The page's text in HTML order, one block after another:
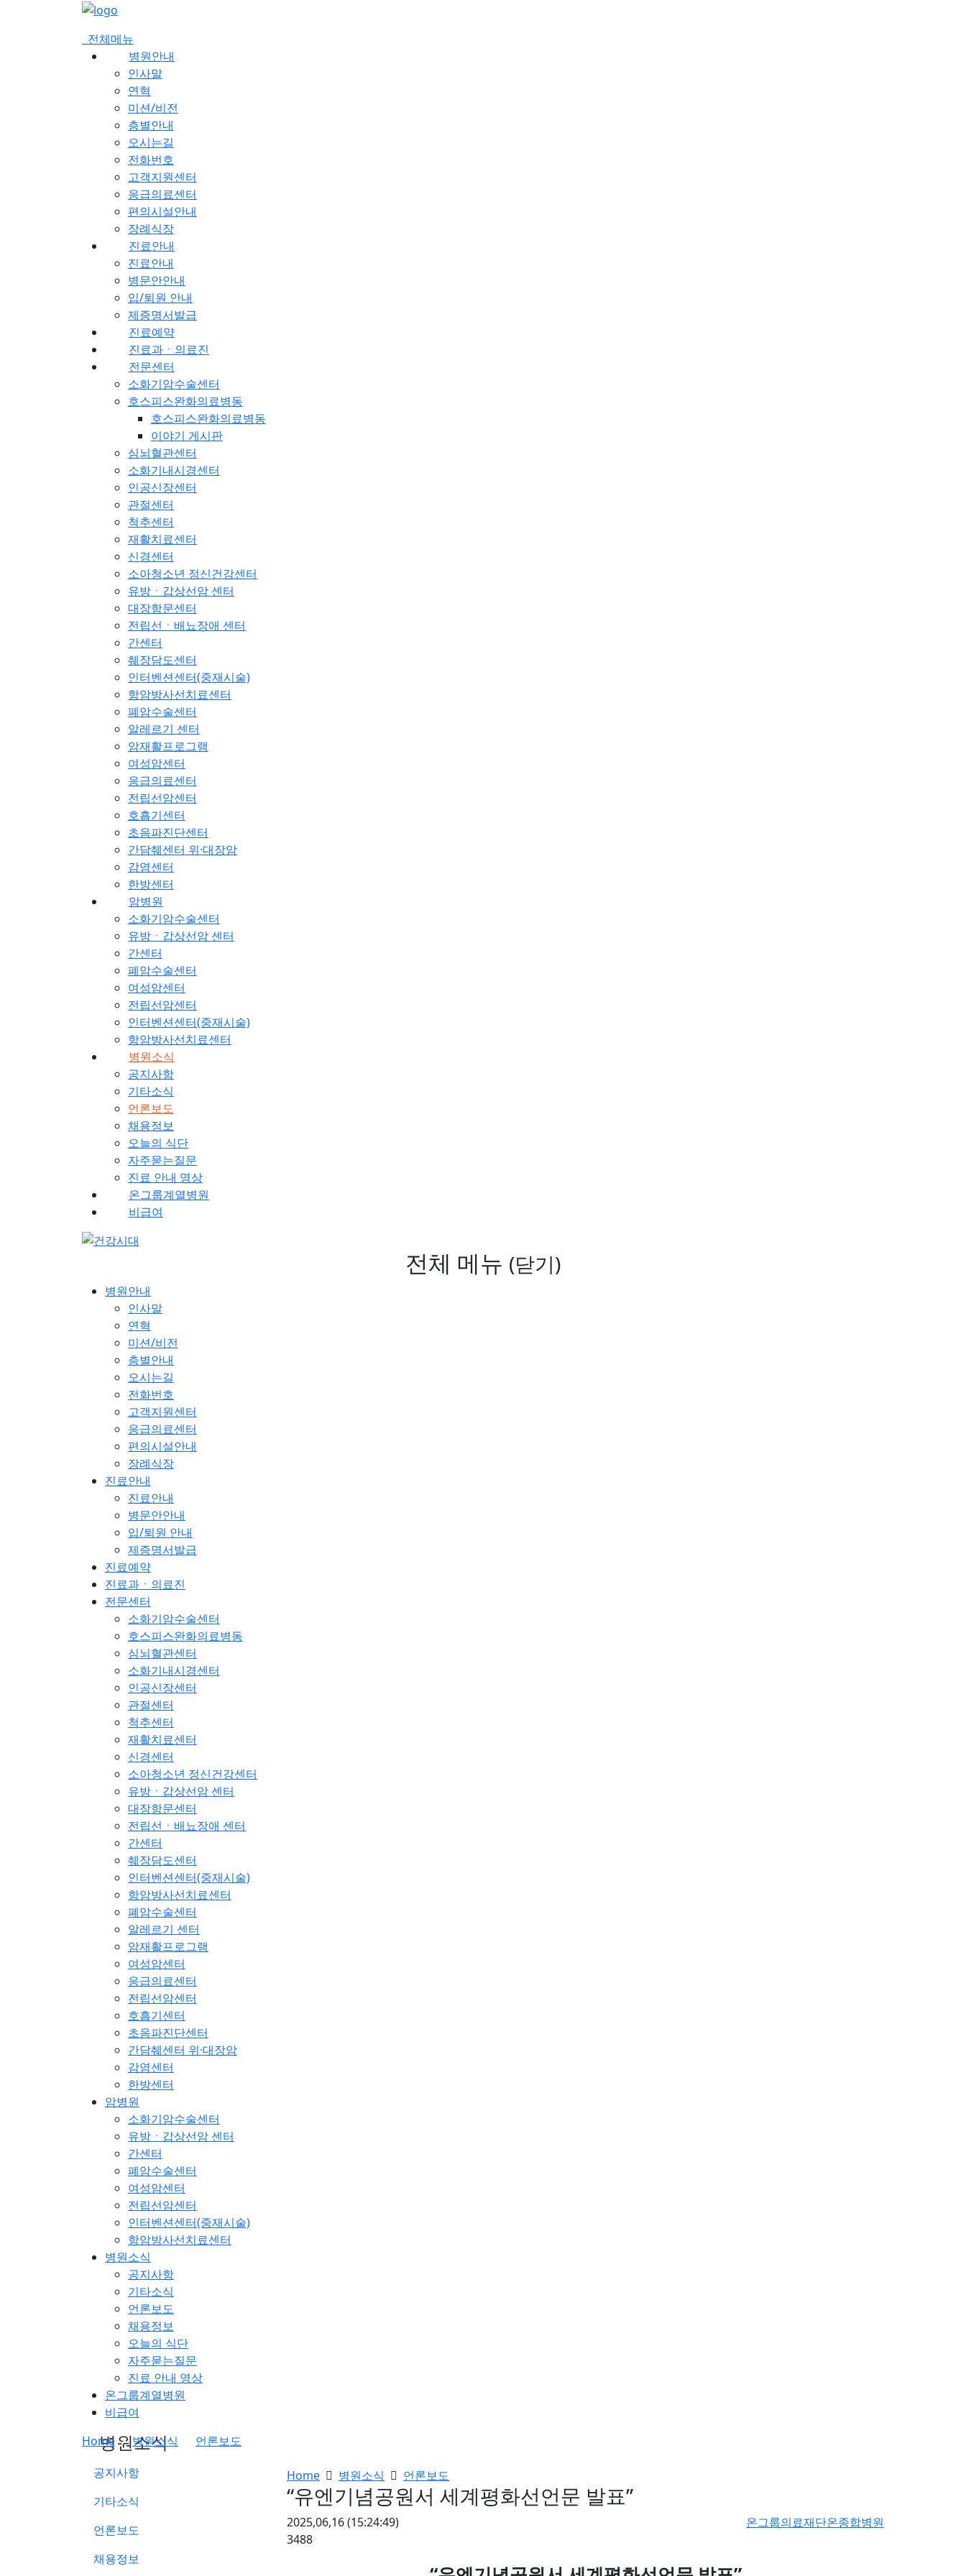
전체메뉴
병원안내
인사말
연혁
미션/비전
층별안내
오시는길
전화번호
고객지원센터
응급의료센터
편의시설안내
장례식장
진료안내
진료안내
병문안안내
입/퇴원 안내
제증명서발급
진료예약
진료과ㆍ의료진
전문센터
소화기암수술센터
호스피스완화의료병동
호스피스완화의료병동
이야기 게시판
심뇌혈관센터
소화기내시경센터
인공신장센터
관절센터
척추센터
재활치료센터
신경센터
소아청소년 정신건강센터
유방ㆍ갑상선암 센터
대장항문센터
전립선ㆍ배뇨장애 센터
간센터
췌장담도센터
인터벤션센터(중재시술)
항암방사선치료센터
폐암수술센터
알레르기 센터
암재활프로그램
여성암센터
응급의료센터
전립선암센터
호흡기센터
초음파진단센터
간담췌센터 위·대장암
감염센터
한방센터
암병원
소화기암수술센터
유방ㆍ갑상선암 센터
간센터
폐암수술센터
여성암센터
전립선암센터
인터벤션센터(중재시술)
항암방사선치료센터
병원소식
공지사항
기타소식
언론보도
채용정보
오늘의 식단
자주묻는질문
진료 안내 영상
온그룹계열병원
비급여
전체 메뉴 (닫기)
병원안내
인사말
연혁
미션/비전
층별안내
오시는길
전화번호
고객지원센터
응급의료센터
편의시설안내
장례식장
진료안내
진료안내
병문안안내
입/퇴원 안내
제증명서발급
진료예약
진료과ㆍ의료진
전문센터
소화기암수술센터
호스피스완화의료병동
심뇌혈관센터
소화기내시경센터
인공신장센터
관절센터
척추센터
재활치료센터
신경센터
소아청소년 정신건강센터
유방ㆍ갑상선암 센터
대장항문센터
전립선ㆍ배뇨장애 센터
간센터
췌장담도센터
인터벤션센터(중재시술)
항암방사선치료센터
폐암수술센터
알레르기 센터
암재활프로그램
여성암센터
응급의료센터
전립선암센터
호흡기센터
초음파진단센터
간담췌센터 위·대장암
감염센터
한방센터
암병원
소화기암수술센터
유방ㆍ갑상선암 센터
간센터
폐암수술센터
여성암센터
전립선암센터
인터벤션센터(중재시술)
항암방사선치료센터
병원소식
공지사항
기타소식
언론보도
채용정보
오늘의 식단
자주묻는질문
진료 안내 영상
온그룹계열병원
비급여
Home
병원소식 언론보도
Home 병원소식 언론보도
“유엔기념공원서 세계평화선언문 발표”
온그룹의료재단온종합병원
2025,06,16(15:24:49)
3488
병원소식
공지사항
기타소식
언론보도
채용정보